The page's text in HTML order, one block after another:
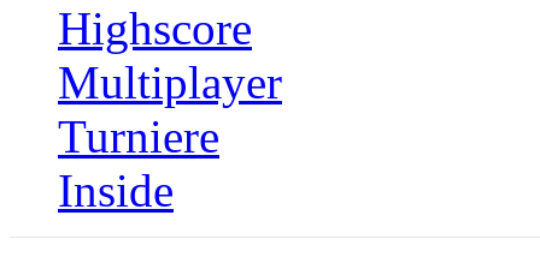
Highscore
Multiplayer
Turniere
Inside